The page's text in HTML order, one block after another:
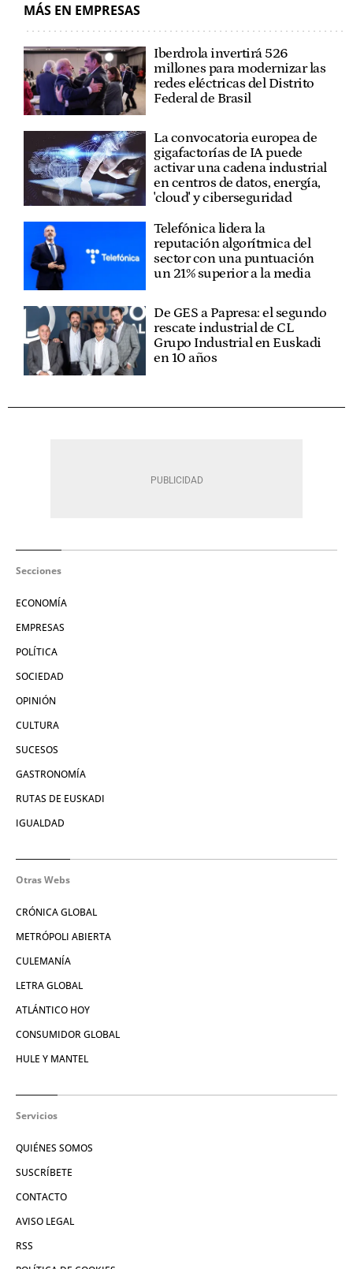
MÁS EN EMPRESAS
Iberdrola invertirá 526
millones para modernizar las
redes eléctricas del Distrito
Federal de Brasil
La convocatoria europea de
gigafactorías de IA puede
activar una cadena industrial
en centros de datos, energía,
'cloud' y ciberseguridad
Telefónica lidera la
reputación algorítmica del
sector con una puntuación
un 21% superior a la media
De GES a Papresa: el segundo
rescate industrial de CL
Grupo Industrial en Euskadi
en 10 años
Secciones
ECONOMÍA
EMPRESAS
POLÍTICA
SOCIEDAD
OPINIÓN
CULTURA
SUCESOS
GASTRONOMÍA
RUTAS DE EUSKADI
IGUALDAD
Otras Webs
CRÓNICA GLOBAL
METRÓPOLI ABIERTA
CULEMANÍA
LETRA GLOBAL
ATLÁNTICO HOY
CONSUMIDOR GLOBAL
HULE Y MANTEL
Servicios
QUIÉNES SOMOS
SUSCRÍBETE
CONTACTO
AVISO LEGAL
RSS